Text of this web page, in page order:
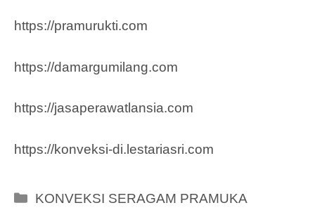
https://pramurukti.com
https://damargumilang.com
https://jasaperawatlansia.com
https://konveksi-di.lestariasri.com
Categories
KONVEKSI SERAGAM PRAMUKA